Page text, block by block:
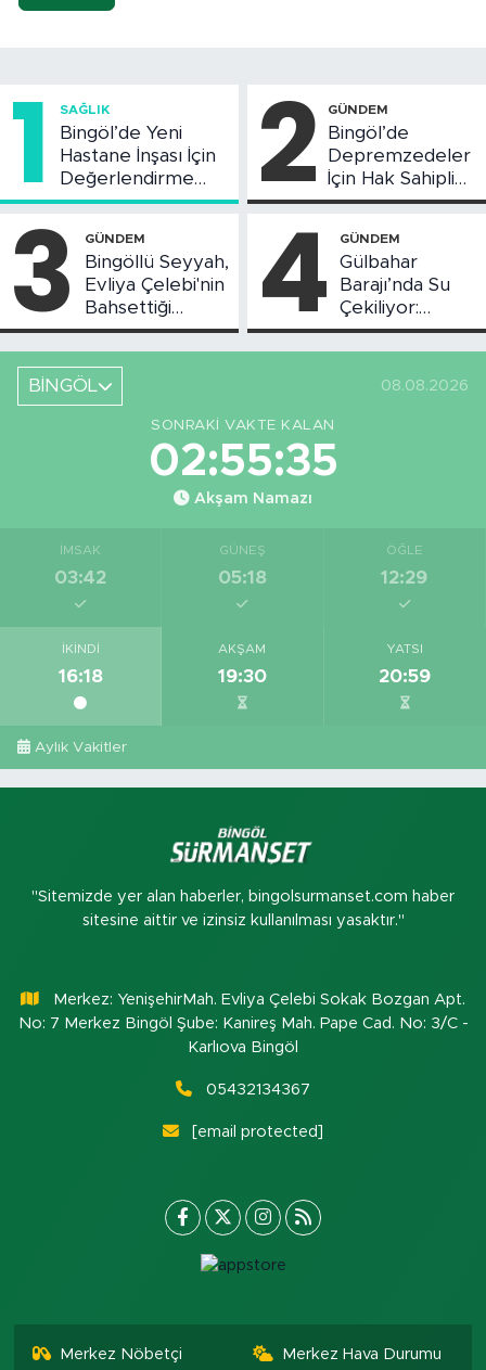
1 SAĞLIK
Bingöl’de Yeni
Hastane İnşası İçin
Değerlendirme
Toplantısı Yapıldı
2 GÜNDEM
Bingöl’de
Depremzedeler
İçin Hak Sahipliği
Askı Süreci
3 GÜNDEM
Bingöllü Seyyah,
Evliya Çelebi'nin
Bahsettiği
Bingöl'deki O
Yeri Görüntüledi
4 GÜNDEM
Gülbahar
Barajı’nda Su
Çekiliyor:
Piknikçi Sayısı
Azaldı
BİNGÖL
08.08.2026
SONRAKI VAKTE KALAN
02:55:34
Akşam Namazı
İMSAK
03:42
GÜNEŞ
05:18
ÖĞLE
12:29
İKINDI
16:18
AKŞAM
19:30
YATSI
20:59
Aylık Vakitler
"Sitemizde yer alan haberler, bingolsurmanset.com haber
sitesine aittir ve izinsiz kullanılması yasaktır."
Merkez: YenişehirMah. Evliya Çelebi Sokak Bozgan Apt.
No: 7 Merkez Bingöl Şube: Kanireş Mah. Pape Cad. No: 3/C -
Karlıova Bingöl
05432134367
[email protected]
Merkez Nöbetçi
Merkez Hava Durumu